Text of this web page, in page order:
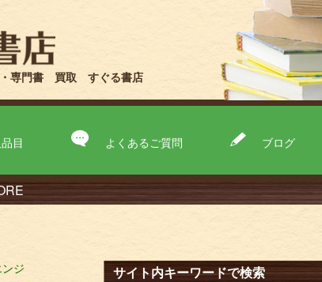
・専門書 買取 すぐる書店
目 よくあるご質問 ブログ
ジ
サイト内キーワードで検索